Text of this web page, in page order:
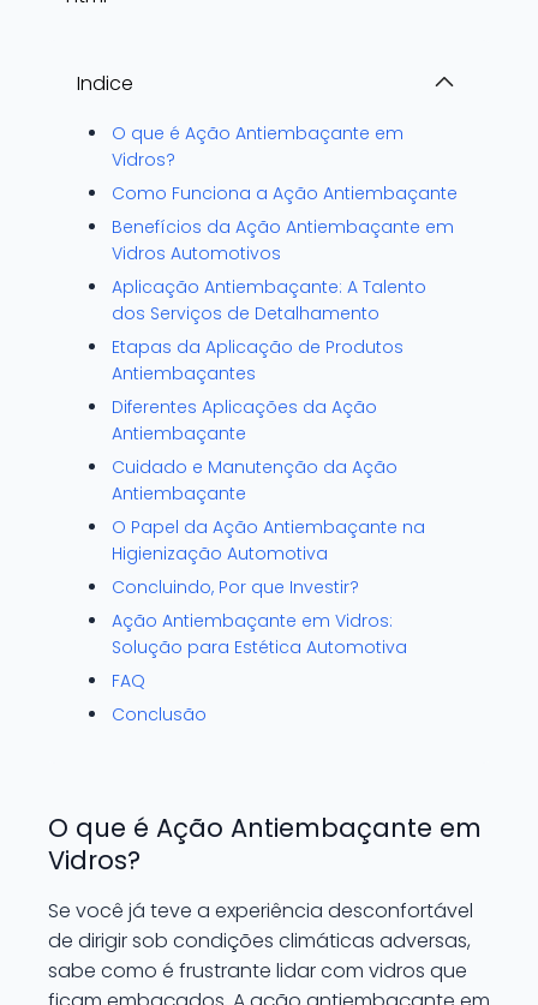
Indice
O que é Ação Antiembaçante em
Vidros?
Como Funciona a Ação Antiembaçante
Benefícios da Ação Antiembaçante em
Vidros Automotivos
Aplicação Antiembaçante: A Talento
dos Serviços de Detalhamento
Etapas da Aplicação de Produtos
Antiembaçantes
Diferentes Aplicações da Ação
Antiembaçante
Cuidado e Manutenção da Ação
Antiembaçante
O Papel da Ação Antiembaçante na
Higienização Automotiva
Concluindo, Por que Investir?
Ação Antiembaçante em Vidros:
Solução para Estética Automotiva
FAQ
Conclusão
O que é Ação Antiembaçante em
Vidros?
Se você já teve a experiência desconfortável
de dirigir sob condições climáticas adversas,
sabe como é frustrante lidar com vidros que